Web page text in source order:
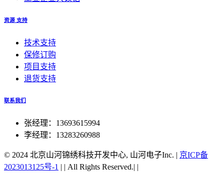
资源 支持
技术支持
保修订购
项目支持
退货支持
联系我们
张经理：13693615994
李经理：13283260988
© 2024 北京山河锦绣科技开发中心, 山河电子Inc. | 京ICP备
2023013125号-1 | | All Rights Reserved.| |